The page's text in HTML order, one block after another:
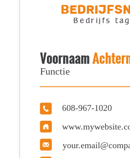
608-967-1020
Functie
Voornaam
Bedrijfs